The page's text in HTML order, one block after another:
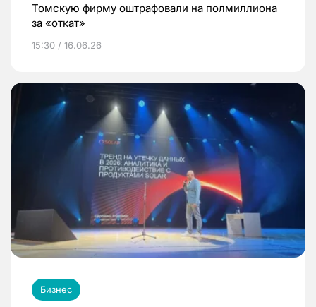
Томскую фирму оштрафовали на полмиллиона
за «откат»
15:30 / 16.06.26
Бизнес